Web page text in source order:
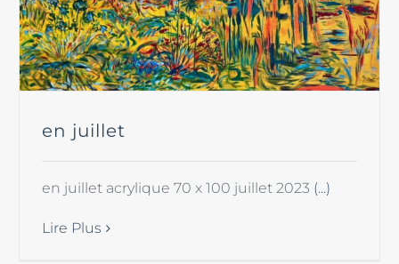
en juillet
en juillet acrylique 70 x 100 juillet 2023 (...)
Lire Plus